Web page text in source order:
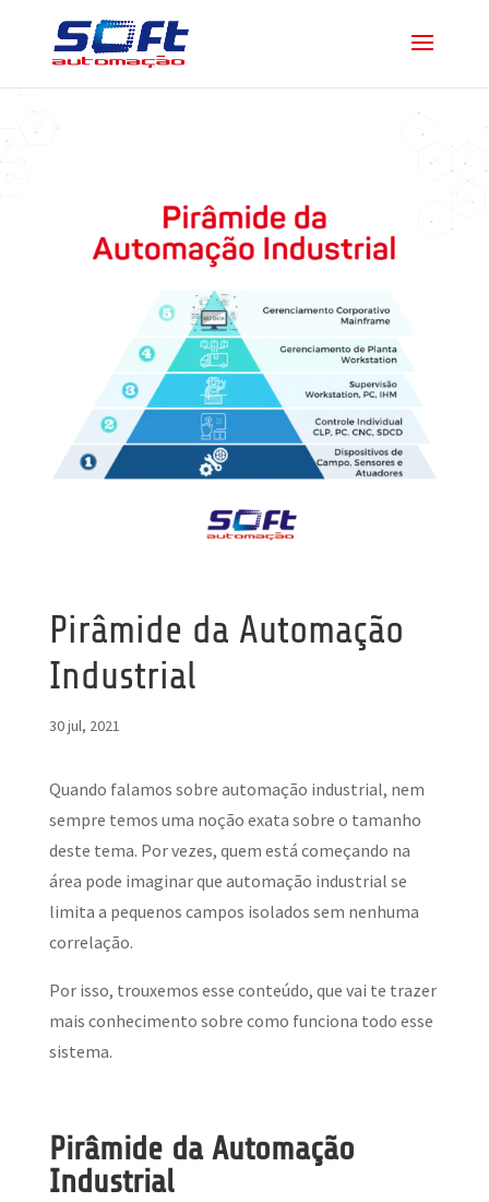
Pirâmide da Automação
Industrial
30 jul, 2021
Quando falamos sobre automação industrial, nem
sempre temos uma noção exata sobre o tamanho
deste tema. Por vezes, quem está começando na
área pode imaginar que automação industrial se
limita a pequenos campos isolados sem nenhuma
correlação.
Por isso, trouxemos esse conteúdo, que vai te trazer
mais conhecimento sobre como funciona todo esse
sistema.
Pirâmide da Automação
Industrial